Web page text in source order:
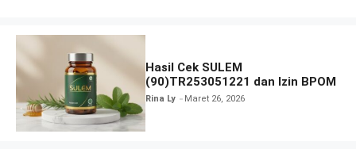
Hasil Cek SULEM
(90)TR253051221 dan Izin BPOM
Rina Ly Maret 26, 2026